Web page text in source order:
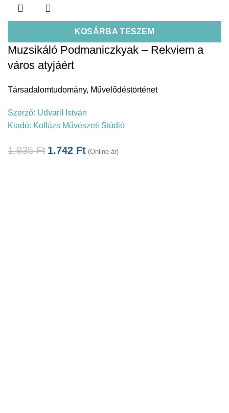
KOSÁRBA TESZEM
Muzsikáló Podmaniczkyak – Rekviem a
város atyjáért
Társadalomtudomány, Művelődéstörténet
Szerző: UdvariI István
Kiadó: Kollázs Művészeti Stúdió
1.935Ft 1.742 Ft (Online ár)